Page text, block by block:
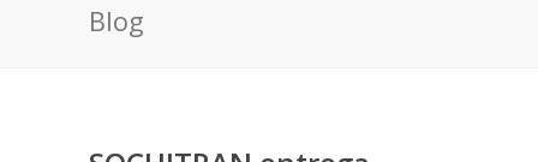
Blog